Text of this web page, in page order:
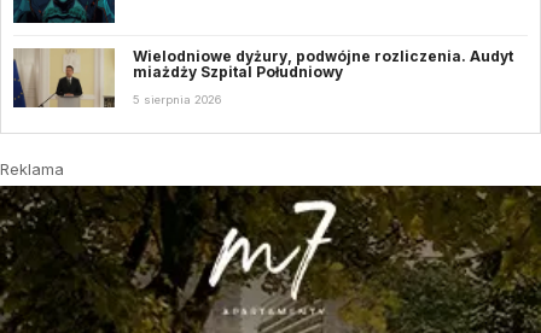
Wielodniowe dyżury, podwójne rozliczenia. Audyt
miażdży Szpital Południowy
5 sierpnia 2026
Reklama